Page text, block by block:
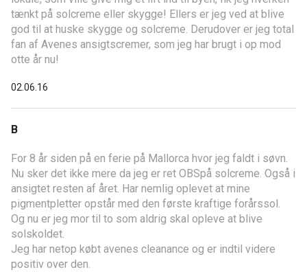
tænkt på solcreme eller skygge! Ellers er jeg ved at blive
god til at huske skygge og solcreme. Derudover er jeg total
fan af Avenes ansigtscremer, som jeg har brugt i op mod
otte år nu!
02.06.16
B
For 8 år siden på en ferie på Mallorca hvor jeg faldt i søvn.
Nu sker det ikke mere da jeg er ret OBSpå solcreme. Også i
ansigtet resten af året. Har nemlig oplevet at mine
pigmentpletter opstår med den første kraftige forårssol.
Og nu er jeg mor til to som aldrig skal opleve at blive
solskoldet.
Jeg har netop købt avenes cleanance og er indtil videre
positiv over den.